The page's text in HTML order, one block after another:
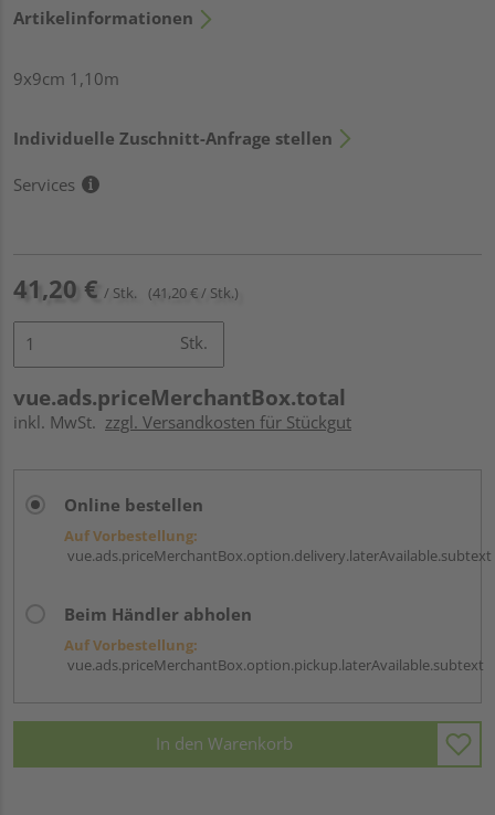
Artikelinformationen
9x9cm 1,10m
Individuelle Zuschnitt-Anfrage stellen
Services
41,20 € / Stk. (41,20 € / Stk.)
Stk.
vue.ads.priceMerchantBox.total
inkl. MwSt. zzgl. Versandkosten für Stückgut
Online bestellen
Auf Vorbestellung:
vue.ads.priceMerchantBox.option.delivery.laterAvailable.subtext
Beim Händler abholen
Auf Vorbestellung:
vue.ads.priceMerchantBox.option.pickup.laterAvailable.subtext
In den Warenkorb